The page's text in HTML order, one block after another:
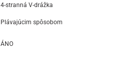
4-stranná V-drážka
Plávajúcim spôsobom
ÁNO